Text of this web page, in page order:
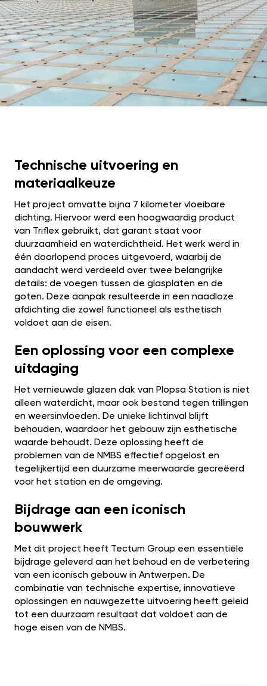
Technische uitvoering en
materiaalkeuze
Het project omvatte bijna 7 kilometer vloeibare
dichting. Hiervoor werd een hoogwaardig product
van Triflex gebruikt, dat garant staat voor
duurzaamheid en waterdichtheid. Het werk werd in
één doorlopend proces uitgevoerd, waarbij de
aandacht werd verdeeld over twee belangrijke
details: de voegen tussen de glasplaten en de
goten. Deze aanpak resulteerde in een naadloze
afdichting die zowel functioneel als esthetisch
voldoet aan de eisen.
Een oplossing voor een complexe
uitdaging
Het vernieuwde glazen dak van Plopsa Station is niet
alleen waterdicht, maar ook bestand tegen trillingen
en weersinvloeden. De unieke lichtinval blijft
behouden, waardoor het gebouw zijn esthetische
waarde behoudt. Deze oplossing heeft de
problemen van de NMBS effectief opgelost en
tegelijkertijd een duurzame meerwaarde gecreëerd
voor het station en de omgeving.
Bijdrage aan een iconisch
bouwwerk
Met dit project heeft Tectum Group een essentiële
bijdrage geleverd aan het behoud en de verbetering
van een iconisch gebouw in Antwerpen. De
combinatie van technische expertise, innovatieve
oplossingen en nauwgezette uitvoering heeft geleid
tot een duurzaam resultaat dat voldoet aan de
hoge eisen van de NMBS.